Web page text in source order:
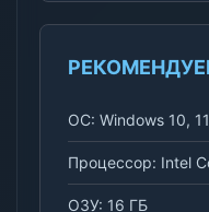
ОС: Windows 10,
Процессор: Intel
ОЗУ: 16 ГБ